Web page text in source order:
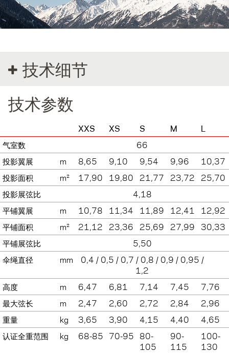
技术细节
技术参数
XXS XS S M
L
气室数
66
投影翼展
m 8,65 9,10 9,54 9,96
10,37
投影面积
m² 17,90 19,80 21,77 23,72
25,70
投影展弦比
4,18
平铺翼展
m 10,78 11,34 11,89 12,41
12,92
平铺面积
m² 21,12 23,36 25,69 27,99
30,33
平铺展弦比
5,50
伞绳直径
mm
0,4 / 0,5 / 0,7 / 0,8 / 0,9 / 0,95 /
1,2
高度
m 6,47 6,81 7,14 7,45
7,76
最大弦长
m 2,47 2,60 2,72 2,84
2,96
重量
kg 3,65 3,90 4,15 4,40
4,65
认证全重范围
kg 68-85 70-95
80-
105
90-
115
100-
130